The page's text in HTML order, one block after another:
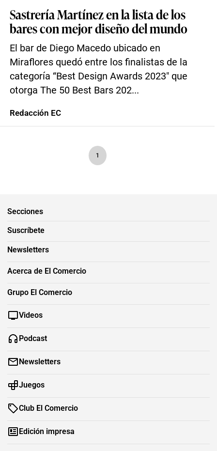
Sastrería Martínez en la lista de los
bares con mejor diseño del mundo
El bar de Diego Macedo ubicado en
Miraflores quedó entre los finalistas de la
categoría “Best Design Awards 2023″ que
otorga The 50 Best Bars 202...
Redacción EC
1
Secciones
Suscríbete
Newsletters
Acerca de El Comercio
Grupo El Comercio
Videos
Podcast
Newsletters
Juegos
Club El Comercio
Edición impresa